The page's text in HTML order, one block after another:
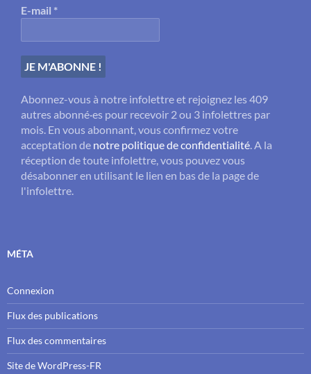
E-mail *
Abonnez-vous à notre infolettre et rejoignez les 409
autres abonné·es pour recevoir 2 ou 3 infolettres par
mois. En vous abonnant, vous confirmez votre
acceptation de notre politique de confidentialité . A la
réception de toute infolettre, vous pouvez vous
désabonner en utilisant le lien en bas de la page de
l'infolettre.
MÉTA
Connexion
Flux des publications
Flux des commentaires
Site de WordPress-FR